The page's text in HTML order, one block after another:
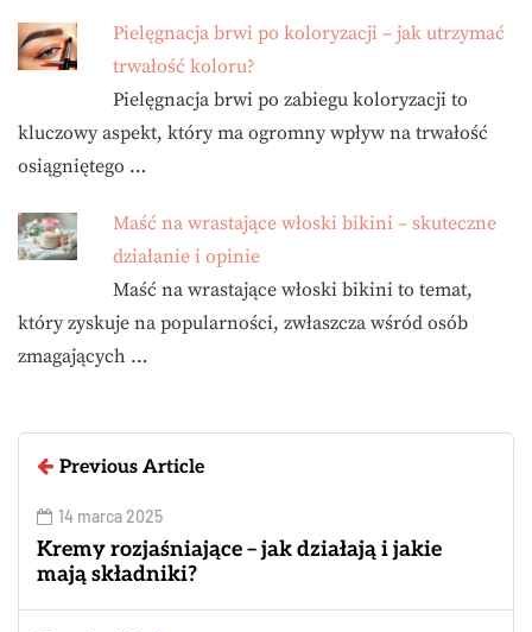
Pielęgnacja brwi po koloryzacji – jak utrzymać
trwałość koloru?
Pielęgnacja brwi po zabiegu koloryzacji to
kluczowy aspekt, który ma ogromny wpływ na trwałość
osiągniętego …
Maść na wrastające włoski bikini – skuteczne
działanie i opinie
Maść na wrastające włoski bikini to temat,
który zyskuje na popularności, zwłaszcza wśród osób
zmagających …
Previous Article
14 marca 2025
Kremy rozjaśniające – jak działają i jakie
mają składniki?